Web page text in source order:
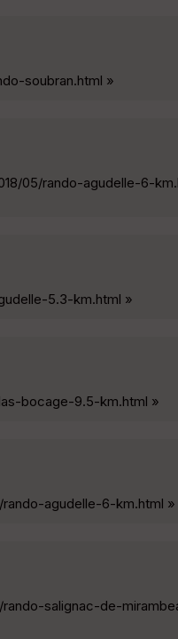
soubran.html »
05/rando-agudelle-6-
5.3-km.html »
bocage-9.5-km.html »
rando-agudelle-6-km.html »
salignac-de-